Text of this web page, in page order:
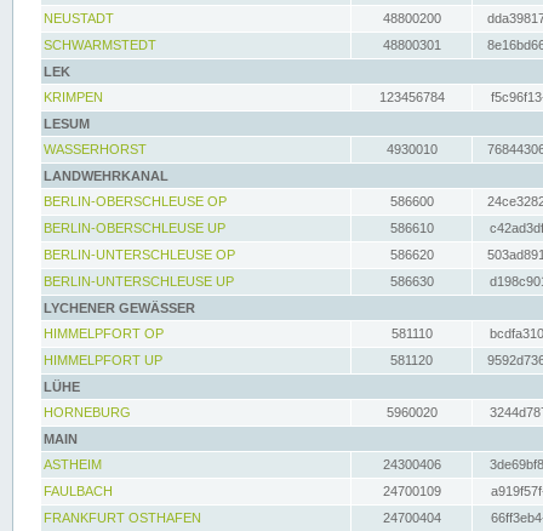
NEUSTADT
48800200
SCHWARMSTEDT
48800301
LEK
KRIMPEN
123456784
LESUM
WASSERHORST
4930010
LANDWEHRKANAL
BERLIN-OBERSCHLEUSE OP
586600
BERLIN-OBERSCHLEUSE UP
586610
BERLIN-UNTERSCHLEUSE OP
586620
BERLIN-UNTERSCHLEUSE UP
586630
LYCHENER GEWÄSSER
HIMMELPFORT OP
581110
HIMMELPFORT UP
581120
LÜHE
HORNEBURG
5960020
MAIN
ASTHEIM
24300406
FAULBACH
24700109
FRANKFURT OSTHAFEN
24700404